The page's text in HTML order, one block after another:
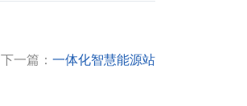
下一篇： 一体化智慧能源站